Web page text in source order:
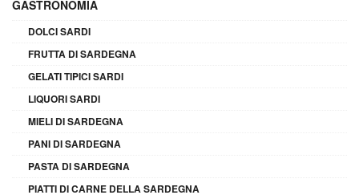
GASTRONOMIA
DOLCI SARDI
FRUTTA DI SARDEGNA
GELATI TIPICI SARDI
LIQUORI SARDI
MIELI DI SARDEGNA
PANI DI SARDEGNA
PASTA DI SARDEGNA
PIATTI DI CARNE DELLA SARDEGNA